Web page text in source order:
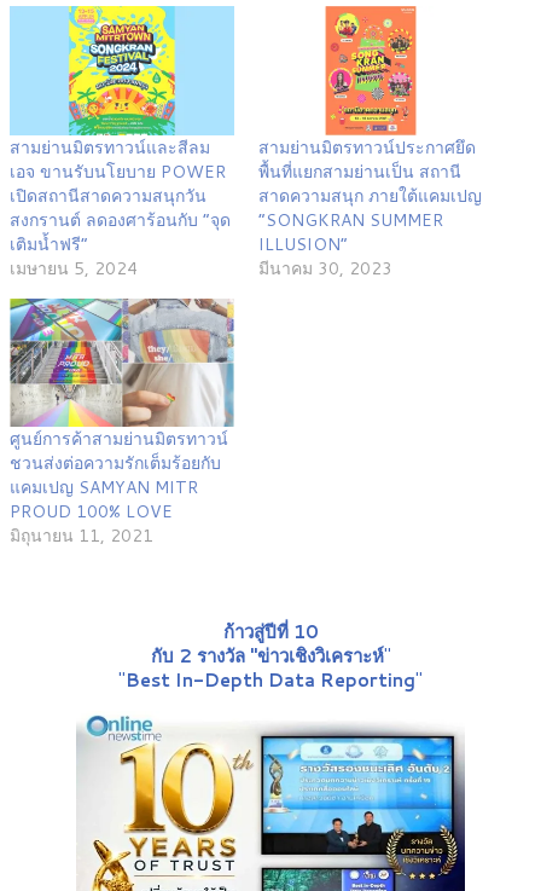
สามย่านมิตรทาวน์และสีลม
เอจ ขานรับนโยบาย POWER
เปิดสถานีสาดความสนุกวัน
สงกรานต์ ลดองศาร้อนกับ “จุด
เติมน้ำฟรี”
เมษายน 5, 2024
สามย่านมิตรทาวน์ประกาศยึด
พื้นที่แยกสามย่านเป็น สถานี
สาดความสนุก ภายใต้แคมเปญ
“SONGKRAN SUMMER
ILLUSION”
มีนาคม 30, 2023
ศูนย์การค้าสามย่านมิตรทาวน์
ชวนส่งต่อความรักเต็มร้อยกับ
แคมเปญ SAMYAN MITR
PROUD 100% LOVE
มิถุนายน 11, 2021
ก้าวสู่ปีที่ 10
กับ 2 รางวัล "ข่าวเชิงวิเคราะห์"
"Best In-Depth Data Reporting"